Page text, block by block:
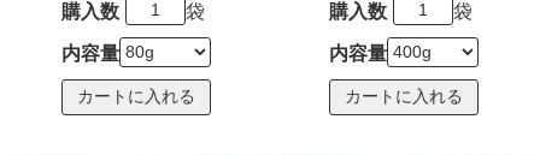
購入数 袋
内容量
購入数 袋
内容量